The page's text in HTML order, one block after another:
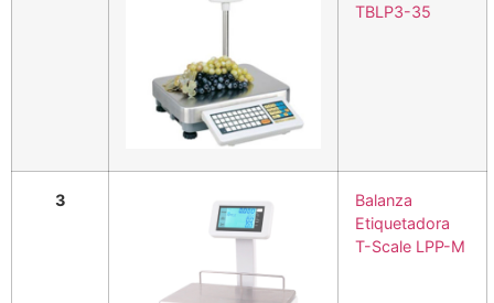
TBLP3-35
3
Balanza
Etiquetadora
T-Scale LPP-M